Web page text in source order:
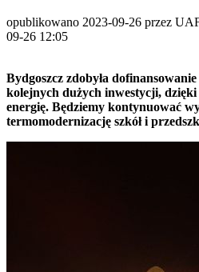
opublikowano 2023-09-26 przez
09-26 12:05
Bydgoszcz zdobyła
kolejnych dużych inwestycji,
energię. Będziemy kontynuować
termomodernizację szkół i